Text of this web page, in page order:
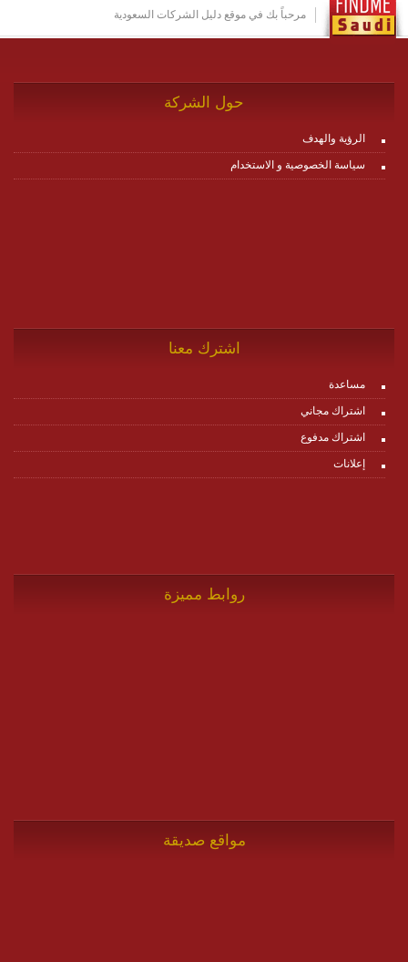
http://www.plutosms.com/zagel
مرحباً بك في موقع دليل الشركات السعودية
حول الشركة
الرؤية والهدف
سياسة الخصوصية و الاستخدام
اشترك معنا
مساعدة
اشتراك مجاني
اشتراك مدفوع
إعلانات
روابط مميزة
مواقع صديقة